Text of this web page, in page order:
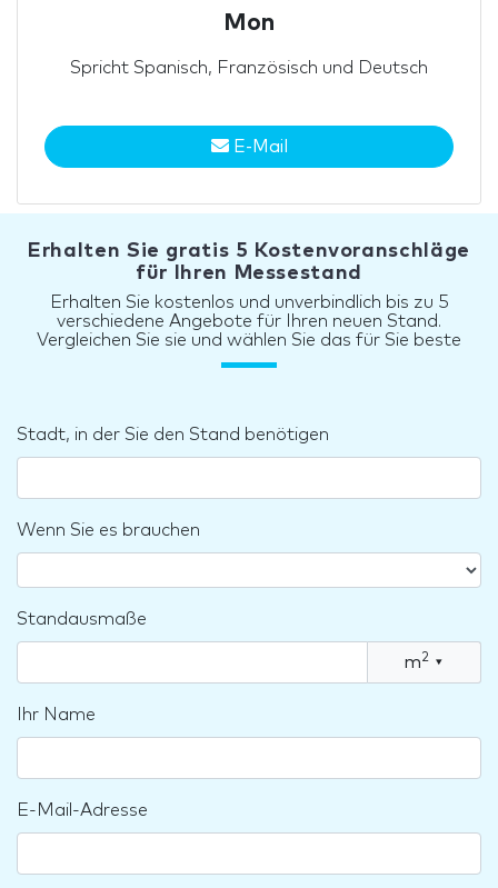
Mon
Spricht Spanisch, Französisch und Deutsch
E-Mail
Erhalten Sie gratis 5 Kostenvoranschläge
für Ihren Messestand
Erhalten Sie kostenlos und unverbindlich bis zu 5
verschiedene Angebote für Ihren neuen Stand.
Vergleichen Sie sie und wählen Sie das für Sie beste
Stadt, in der Sie den Stand benötigen
Wenn Sie es brauchen
Standausmaße
m2 ▾
Ihr Name
E-Mail-Adresse